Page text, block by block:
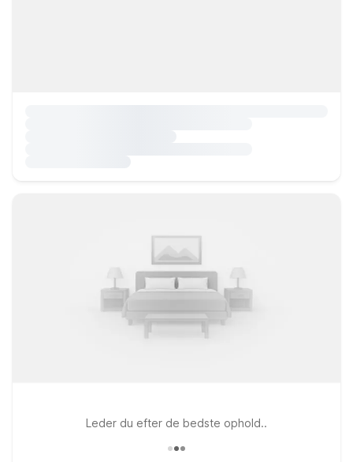
Leder du efter de bedste ophold..